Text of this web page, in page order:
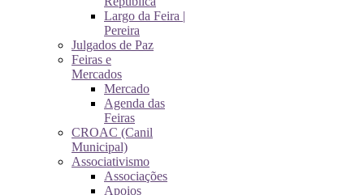
Largo da Feira |
Pereira
Julgados de Paz
Feiras e
Mercados
Mercado
Agenda das
Feiras
CROAC (Canil
Municipal)
Associativismo
Associações
Apoios